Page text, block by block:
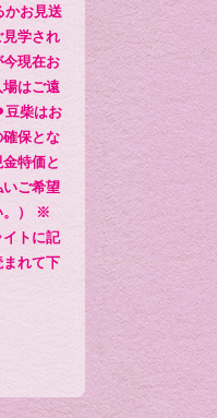
かお見送
学され
現在お
はご遠
豆柴はお
保とな
特価と
ご希望
。） ※
トに記
れて下